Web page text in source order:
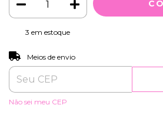
3 em estoque
Entregas para o CEP:
Meios de envio
Não sei meu CEP